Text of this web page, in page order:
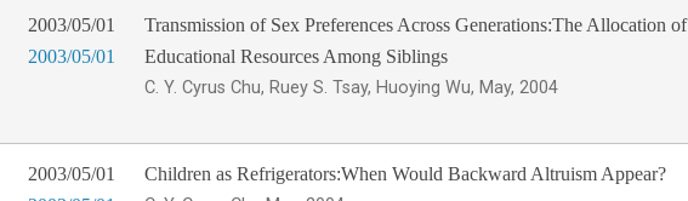
2003/05/01
2003/05/01
Transmission of Sex Preferences Across Generations:The Allocation of
Educational Resources Among Siblings
C. Y. Cyrus Chu, Ruey S. Tsay, Huoying Wu, May, 2004
2003/05/01
Children as Refrigerators:When Would Backward Altruism Appear?